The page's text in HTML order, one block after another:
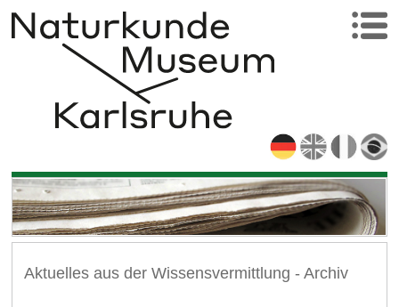
Aktuelles aus der Wissensvermittlung - Archiv